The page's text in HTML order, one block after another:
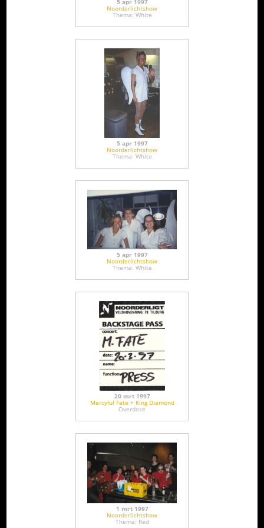
5 apr 1997
Noorderlichtshow
Thema: White
5 apr 1997
Noorderlichtshow
Thema: White
5 apr 1997
Noorderlichtshow
Thema: White
20 mrt 1997
Mercyful Fate + King Diamond
Overdose
1 mrt 1997
Noorderlichtshow
Thema: Red